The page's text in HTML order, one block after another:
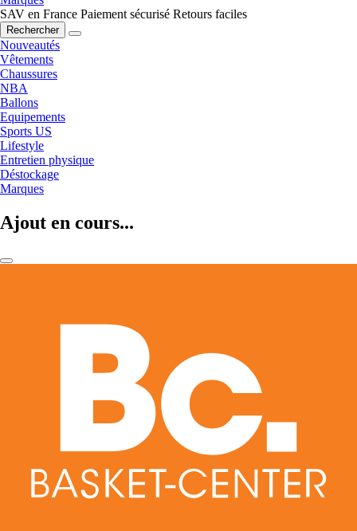
SAV en France Paiement sécurisé Retours faciles
Rechercher
Nouveautés
Vêtements
Chaussures
NBA
Ballons
Equipements
Sports US
Lifestyle
Entretien physique
Déstockage
Marques
Ajout en cours...